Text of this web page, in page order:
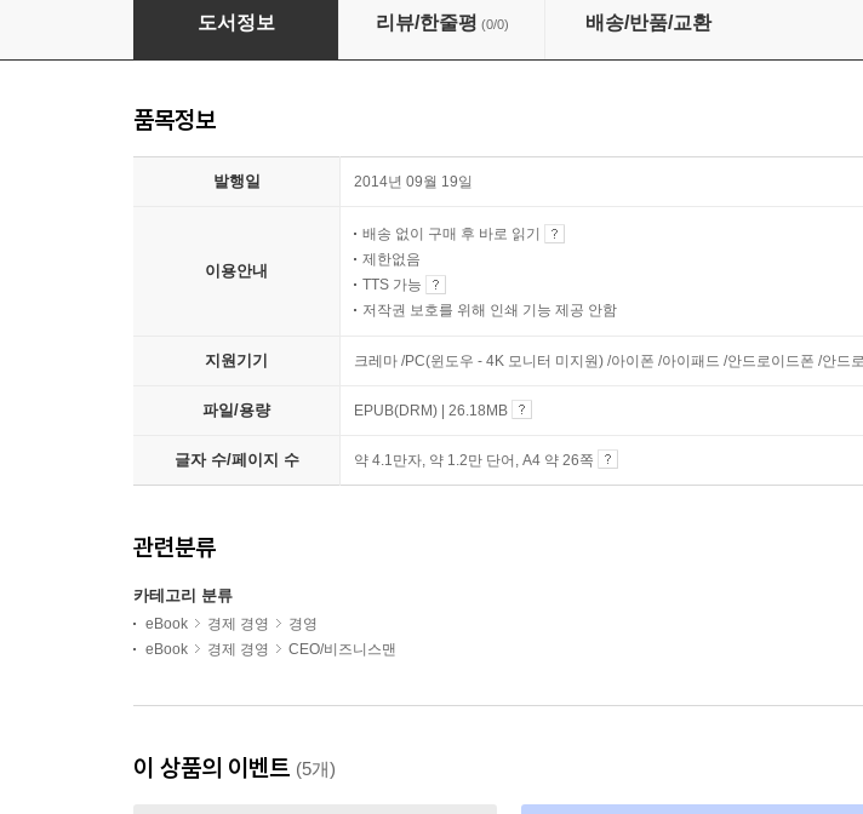
미리 준비하는 위기관리 실천 매뉴얼
도서정보 리뷰/한줄평 (0/0) 배송/반품/교환
품목정보
발행일 2014년 09월 19일
이용안내
배송 없이 구매 후 바로 읽기
제한없음
TTS 가능
저작권 보호를 위해 인쇄 기능 제공 안함
지원기기 크레마 /PC(윈도우 - 4K 모니터 미지원) /아이폰 /아이패드 /안드로이드폰 /안
파일/용량 EPUB(DRM) | 26.18MB
글자 수/페이지 수 약 4.1만자, 약 1.2만 단어, A4 약 26쪽
관련분류
카테고리 분류
eBook 경제 경영
경영
eBook
경제 경영 CEO/비즈니스맨
이 상품의 이벤트 (5개)